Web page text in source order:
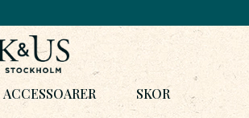
ACCESSOARER SKOR